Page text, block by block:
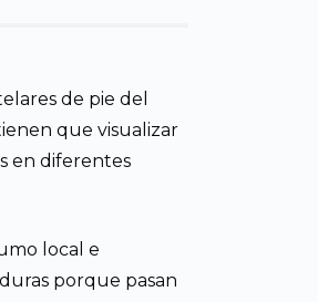
de pie del
que visualizar
en diferentes
local e
porque pasan